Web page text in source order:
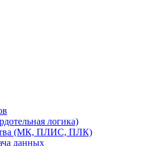
логика)
(МК, ПЛИС, ПЛК)
данных